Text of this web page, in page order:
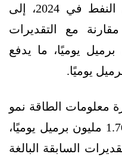
تقديراتها لنمو الطلب على النفط في 2024، إلى
مقارنة مع التقديرات
1.70 مليون برميل يوميًا، ما يدفع
معلومات الطاقة نمو
الطلب على النفط بمقدار 1.76 مليون برميل يوميًا،
السابقة البالغة